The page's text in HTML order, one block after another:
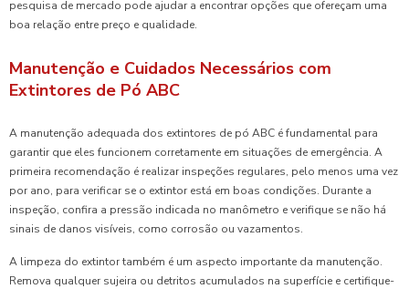
pesquisa de mercado pode ajudar a encontrar opções que ofereçam uma
boa relação entre preço e qualidade.
Manutenção e Cuidados Necessários com
Extintores de Pó ABC
A manutenção adequada dos extintores de pó ABC é fundamental para
garantir que eles funcionem corretamente em situações de emergência. A
primeira recomendação é realizar inspeções regulares, pelo menos uma vez
por ano, para verificar se o extintor está em boas condições. Durante a
inspeção, confira a pressão indicada no manômetro e verifique se não há
sinais de danos visíveis, como corrosão ou vazamentos.
A limpeza do extintor também é um aspecto importante da manutenção.
Remova qualquer sujeira ou detritos acumulados na superfície e certifique-